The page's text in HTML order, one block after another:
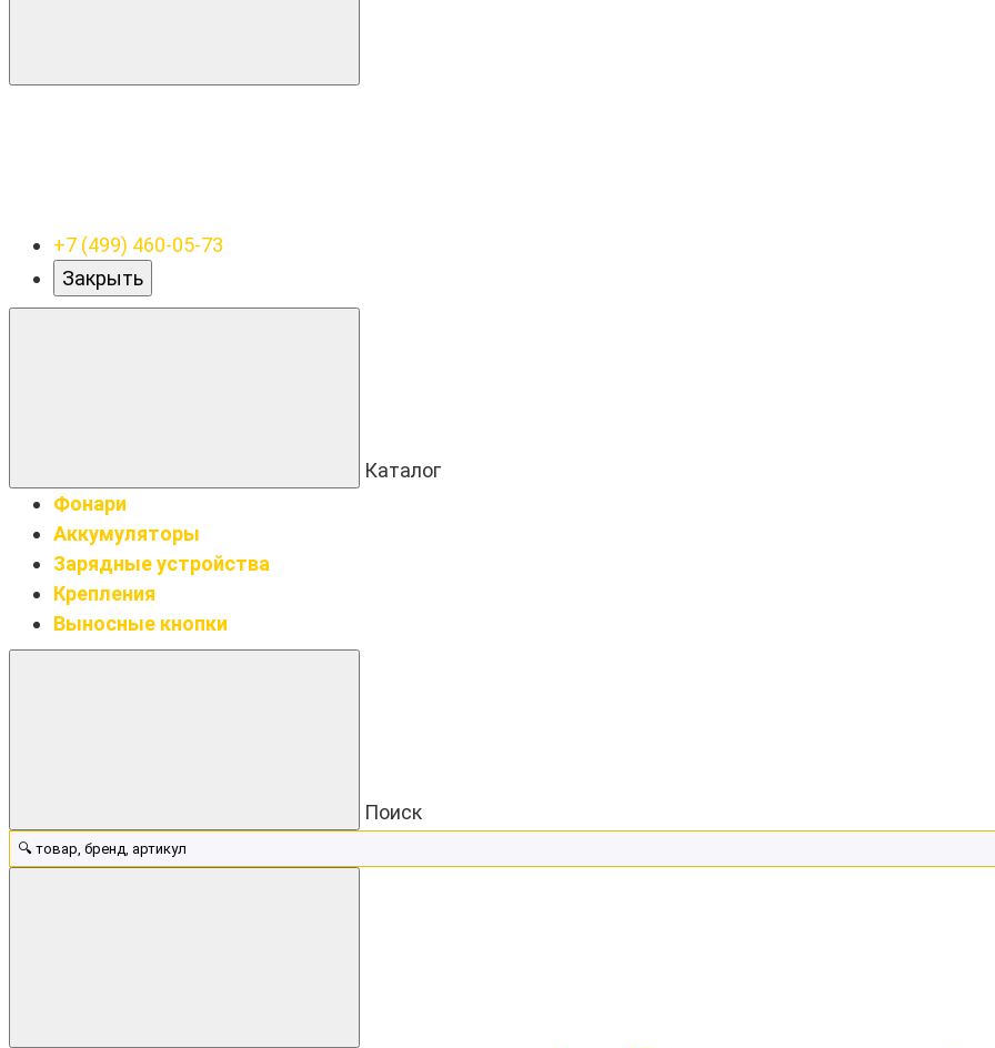
+7 (499) 460-05-73
Закрыть
Каталог
Фонари
Аккумуляторы
Зарядные устройства
Крепления
Выносные кнопки
Поиск